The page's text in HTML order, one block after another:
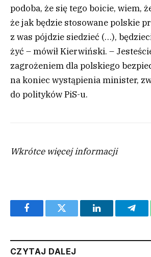
podoba, że się tego boicie, wiem,
że jak będzie stosowane polskie
z was pójdzie siedzieć (…),
żyć – mówił Kierwiński. –
zagrożeniem dla polskiego
na koniec wystąpienia minister,
do polityków PiS-u.
Wkrótce więcej informacji
FacebookTwitter LinkedIn
CZYTAJ DALEJ